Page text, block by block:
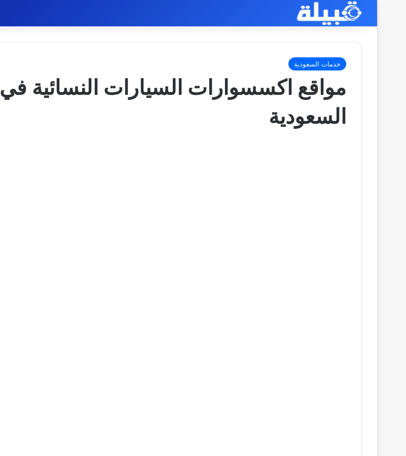
خدمات السعودية
مواقع اكسسوارات السيارات النسائية في
السعودية